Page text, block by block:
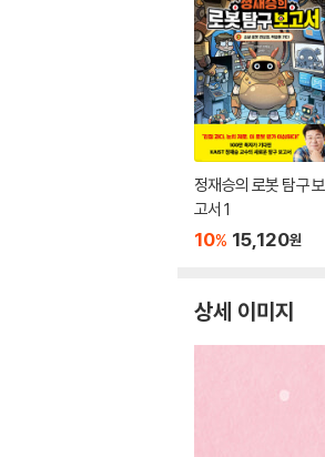
정재승의 로봇 탐구 보
고서 1
10% 15,120원
상세 이미지